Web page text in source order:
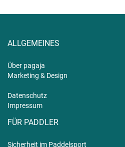
ALLGEMEINES
Über pagaja
Marketing & Design
Datenschutz
Impressum
FÜR PADDLER
Sicherheit im Paddelsport